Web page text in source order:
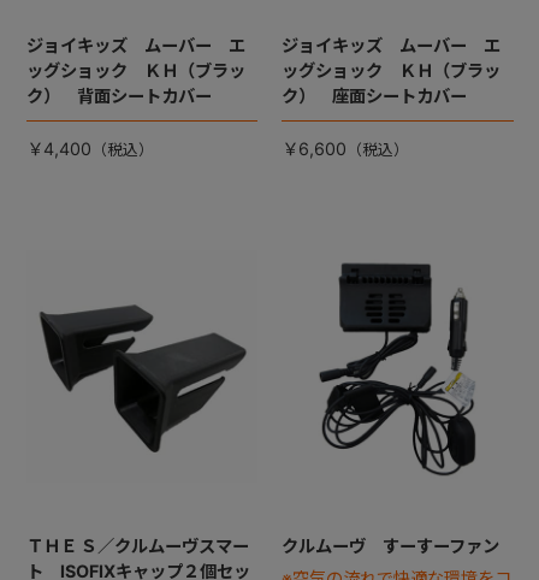
ジョイキッズ ムーバー エ
ッグショック ＫＨ（ブラッ
ク） 背面シートカバー
￥4,400
ジョイキッズ ムーバー エ
ッグショック ＫＨ（ブラッ
ク） 座面シートカバー
￥6,600
ＴＨＥ Ｓ／クルムーヴスマー
ト ISOFIXキャップ２個セッ
クルムーヴ すーすーファン